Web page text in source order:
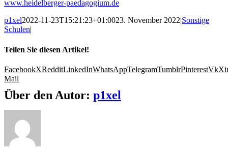
www.heidelberger-paedagogium.de
p1xel2022-11-23T15:21:23+01:0023. November 2022|Sonstige
Schulen|
Teilen Sie diesen Artikel!
FacebookXRedditLinkedInWhatsAppTelegramTumblrPinterestVk
Mail
Über den Autor: p1xel